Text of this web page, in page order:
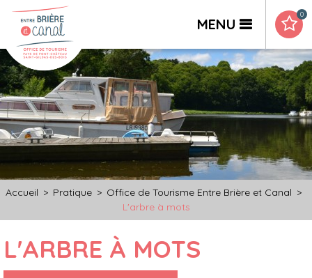
MENU
0
Accueil > Pratique > Office de Tourisme Entre Brière et Canal >
L'arbre à mots
L'ARBRE À MOTS